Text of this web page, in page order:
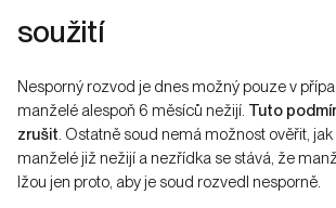
soužití
Nesporný rozvod je dnes možný pouze v
manželé alespoň 6 měsíců nežijí. Tuto
zrušit. Ostatně soud nemá možnost ověřit,
manželé již nežijí a nezřídka se stává, že
lžou jen proto, aby je soud rozvedl nesporně.